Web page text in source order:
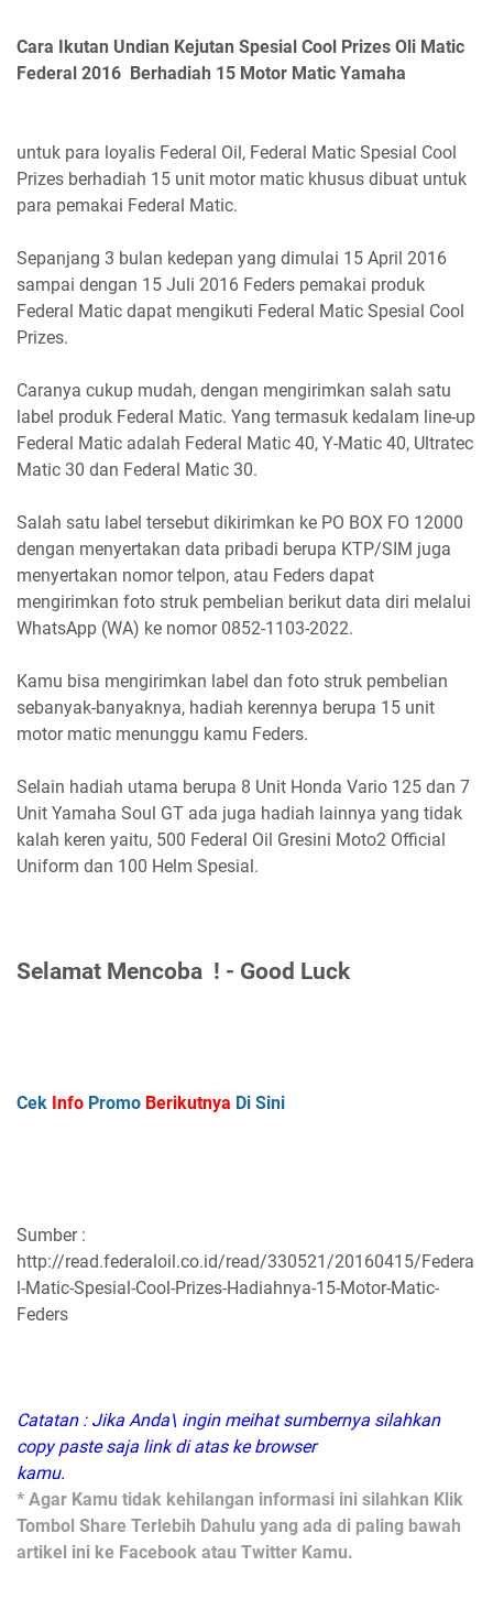
Cara Ikutan Undian Kejutan Spesial Cool Prizes Oli Matic
Federal 2016 Berhadiah 15 Motor Matic Yamaha
untuk para loyalis Federal Oil, Federal Matic Spesial Cool
Prizes berhadiah 15 unit motor matic khusus dibuat untuk
para pemakai Federal Matic.
Sepanjang 3 bulan kedepan yang dimulai 15 April 2016
sampai dengan 15 Juli 2016 Feders pemakai produk
Federal Matic dapat mengikuti Federal Matic Spesial Cool
Prizes.
Caranya cukup mudah, dengan mengirimkan salah satu
label produk Federal Matic. Yang termasuk kedalam line-up
Federal Matic adalah Federal Matic 40, Y-Matic 40, Ultratec
Matic 30 dan Federal Matic 30.
Salah satu label tersebut dikirimkan ke PO BOX FO 12000
dengan menyertakan data pribadi berupa KTP/SIM juga
menyertakan nomor telpon, atau Feders dapat
mengirimkan foto struk pembelian berikut data diri melalui
WhatsApp (WA) ke nomor 0852-1103-2022.
Kamu bisa mengirimkan label dan foto struk pembelian
sebanyak-banyaknya, hadiah kerennya berupa 15 unit
motor matic menunggu kamu Feders.
Selain hadiah utama berupa 8 Unit Honda Vario 125 dan 7
Unit Yamaha Soul GT ada juga hadiah lainnya yang tidak
kalah keren yaitu, 500 Federal Oil Gresini Moto2 Official
Uniform dan 100 Helm Spesial.
Selamat Mencoba ! - Good Luck
Cek Info Promo Berikutnya Di Sini
Sumber :
http://read.federaloil.co.id/read/330521/20160415/Federa
l-Matic-Spesial-Cool-Prizes-Hadiahnya-15-Motor-Matic-
Feders
Catatan : Jika Anda\ ingin meihat sumbernya silahkan
copy paste saja link di atas ke browser
kamu.
* Agar Kamu tidak kehilangan informasi ini silahkan Klik
Tombol Share Terlebih Dahulu yang ada di paling bawah
artikel ini ke Facebook atau Twitter Kamu.